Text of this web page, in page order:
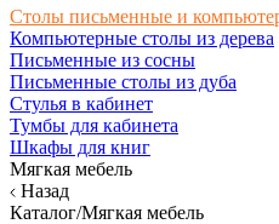
Столы письменные и
Компьютерные столы из дерева
Письменные из сосны
Письменные столы из дуба
Стулья в кабинет
Тумбы для кабинета
Шкафы для книг
Мягкая мебель
Назад
Каталог/Мягкая мебель